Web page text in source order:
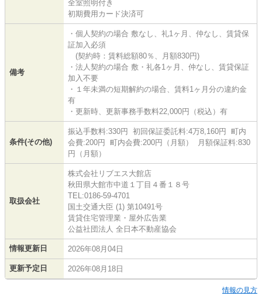
全室照明付き
初期費用カード決済可
備考
・個人契約の場合 敷なし、礼1ヶ月、仲なし、賃貸保
証加入必須
(契約時：賃料総額80％、月額830円)
・法人契約の場合 敷・礼各1ヶ月、仲なし、賃貸保証
加入不要
・１年未満の短期解約の場合、賃料1ヶ月分の違約金
有
・更新時、更新事務手数料22,000円（税込）有
条件(その他)
振込手数料:330円 初回保証委託料:4万8,160円 町内
会費:200円 町内会費:200円（月額） 月額保証料:830
円（月額）
取扱会社
株式会社リブエス大館店
秋田県大館市中道１丁目４番１８号
TEL:0186-59-4701
国土交通大臣 (1) 第10491号
賃貸住宅管理業・屋外広告業
公益社団法人 全日本不動産協会
情報更新日 2026年08月04日
更新予定日 2026年08月18日
情報の見方